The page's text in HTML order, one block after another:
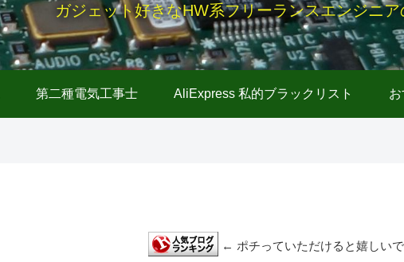
ガジェット好きなHW系フリーランスエンジニア
第二種電気工事士 AliExpress 私的ブラックリスト
← ポチっていただけると嬉しい